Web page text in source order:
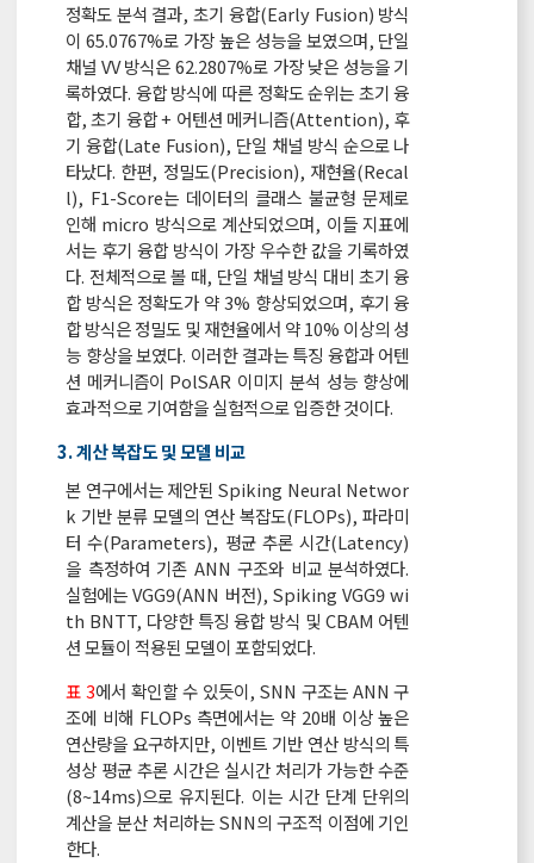
정확도 분석 결과, 초기 융합(Early Fusion) 방식
이 65.0767%로 가장 높은 성능을 보였으며, 단일
채널 VV 방식은 62.2807%로 가장 낮은 성능을 기
록하였다. 융합 방식에 따른 정확도 순위는 초기 융
합, 초기 융합 + 어텐션 메커니즘(Attention), 후
기 융합(Late Fusion), 단일 채널 방식 순으로 나
타났다. 한편, 정밀도(Precision), 재현율(Recal
l), F1-Score는 데이터의 클래스 불균형 문제로
인해 micro 방식으로 계산되었으며, 이들 지표에
서는 후기 융합 방식이 가장 우수한 값을 기록하였
다. 전체적으로 볼 때, 단일 채널 방식 대비 초기 융
합 방식은 정확도가 약 3% 향상되었으며, 후기 융
합 방식은 정밀도 및 재현율에서 약 10% 이상의 성
능 향상을 보였다. 이러한 결과는 특징 융합과 어텐
션 메커니즘이 PolSAR 이미지 분석 성능 향상에
효과적으로 기여함을 실험적으로 입증한 것이다.
3. 계산 복잡도 및 모델 비교
본 연구에서는 제안된 Spiking Neural Networ
k 기반 분류 모델의 연산 복잡도(FLOPs), 파라미
터 수(Parameters), 평균 추론 시간(Latency)
을 측정하여 기존 ANN 구조와 비교 분석하였다.
실험에는 VGG9(ANN 버전), Spiking VGG9 wi
th BNTT, 다양한 특징 융합 방식 및 CBAM 어텐
션 모듈이 적용된 모델이 포함되었다.
표 3에서 확인할 수 있듯이, SNN 구조는 ANN 구
조에 비해 FLOPs 측면에서는 약 20배 이상 높은
연산량을 요구하지만, 이벤트 기반 연산 방식의 특
성상 평균 추론 시간은 실시간 처리가 가능한 수준
(8~14ms)으로 유지된다. 이는 시간 단계 단위의
계산을 분산 처리하는 SNN의 구조적 이점에 기인
한다.